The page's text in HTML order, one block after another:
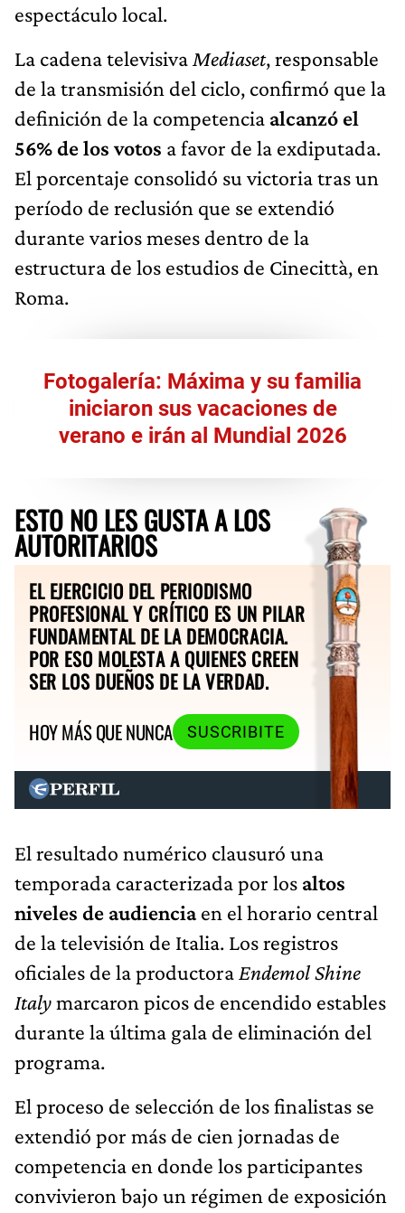
espectáculo local.
La cadena televisiva Mediaset, responsable
de la transmisión del ciclo, confirmó que la
definición de la competencia alcanzó el
56% de los votos a favor de la exdiputada.
El porcentaje consolidó su victoria tras un
período de reclusión que se extendió
durante varios meses dentro de la
estructura de los estudios de Cinecittà, en
Roma.
Fotogalería: Máxima y su familia
iniciaron sus vacaciones de
verano e irán al Mundial 2026
ESTO NO LES GUSTA A LOS
AUTORITARIOS
EL EJERCICIO DEL PERIODISMO
PROFESIONAL Y CRÍTICO ES UN PILAR
FUNDAMENTAL DE LA DEMOCRACIA.
POR ESO MOLESTA A QUIENES CREEN
SER LOS DUEÑOS DE LA VERDAD.
HOY MÁS QUE NUNCA
SUSCRIBITE
El resultado numérico clausuró una
temporada caracterizada por los altos
niveles de audienciaen el horario central
de la televisión de Italia. Los registros
oficiales de la productora Endemol Shine
Italymarcaron picos de encendido estables
durante la última gala de eliminación del
programa.
El proceso de selección de los finalistas se
extendió por más de cien jornadas de
competencia en donde los participantes
convivieron bajo un régimen de exposición